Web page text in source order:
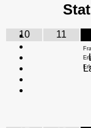
10 11